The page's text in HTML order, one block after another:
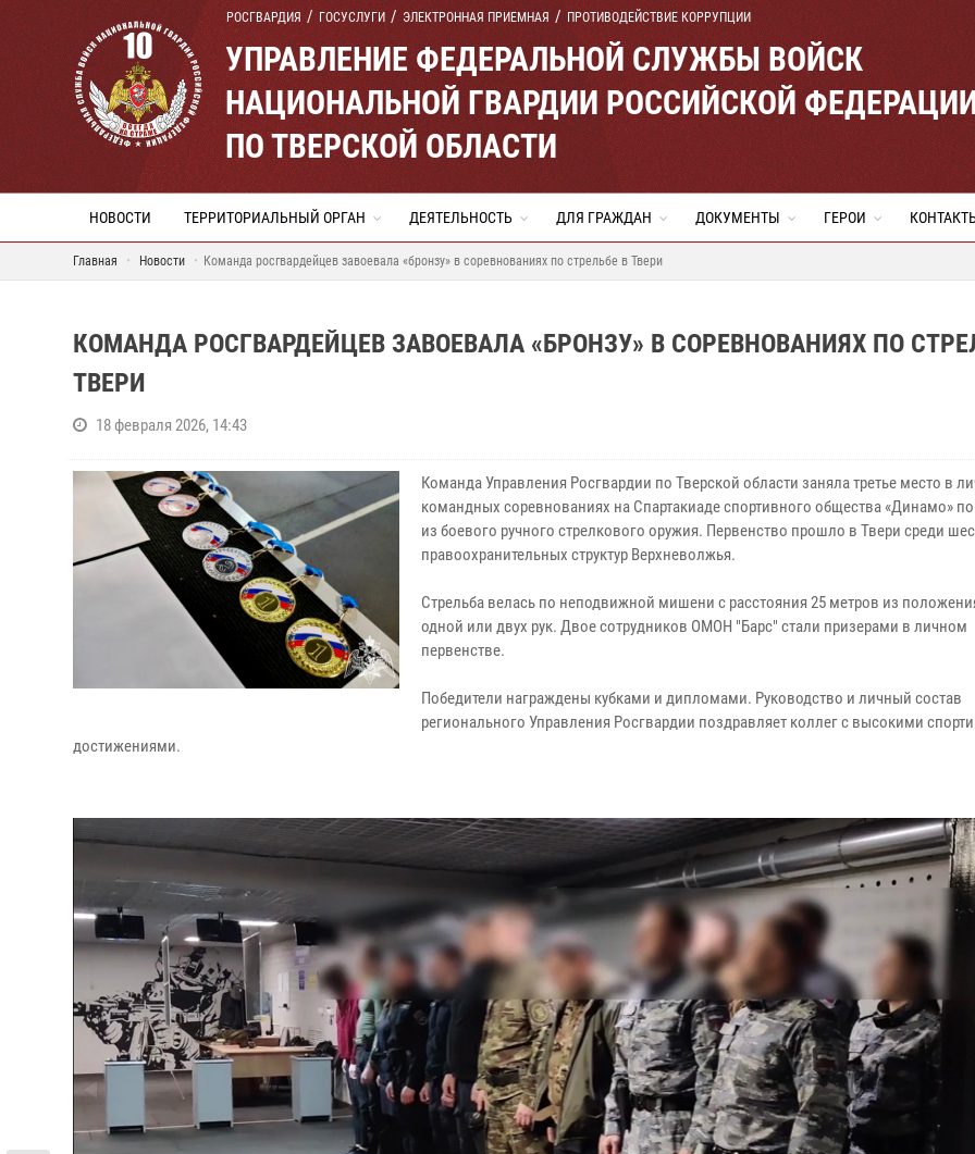
РОСГВАРДИЯ ГОСУСЛУГИ ЭЛЕКТРОННАЯ ПРИЕМНАЯ ПРОТИВОДЕЙСТВИЕ КОРРУПЦИИ
УПРАВЛЕНИЕ ФЕДЕРАЛЬНОЙ СЛУЖБЫ ВОЙСК
НАЦИОНАЛЬНОЙ ГВАРДИИ РОССИЙСКОЙ
ПО ТВЕРСКОЙ ОБЛАСТИ
НОВОСТИ ТЕРРИТОРИАЛЬНЫЙ ОРГАН ДЕЯТЕЛЬНОСТЬ ДЛЯ ГРАЖДАН ДОКУМЕНТЫ ГЕРОИ
Главная Новости Команда росгвардейцев завоевала «бронзу» в соревнованиях по стрельбе в Твери
КОМАНДА РОСГВАРДЕЙЦЕВ ЗАВОЕВАЛА «БРОНЗУ» В СОРЕВНОВАНИЯХ ПО
ТВЕРИ
18 февраля 2026, 14:43
Команда Управления Росгвардии по Тверской области заняла третье место в
командных соревнованиях на Спартакиаде спортивного общества «Динамо» по
из боевого ручного стрелкового оружия. Первенство прошло в Твери среди
правоохранительных структур Верхневолжья.
Стрельба велась по неподвижной мишени с расстояния 25 метров из
одной или двух рук. Двое сотрудников ОМОН "Барс" стали призерами в личном
первенстве.
Победители награждены кубками и дипломами. Руководство и личный состав
регионального Управления Росгвардии поздравляет коллег с высокими
достижениями.